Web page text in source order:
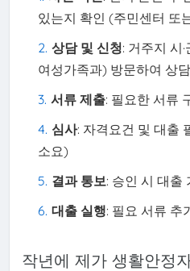
있는지 확인 (주민센터 또
상담 및 신청: 거주지 시
여성가족과) 방문하여 상
서류 제출: 필요한 서류
심사: 자격요건 및 대출
소요)
결과 통보: 승인 시 대출
대출 실행: 필요 서류 추
작년에 제가 생활안정